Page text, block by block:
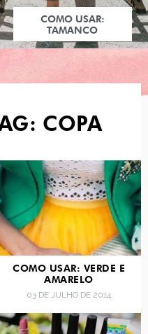
COMO USAR:
TAMANCO
COPA
COMO USAR: VERDE E
AMARELO
03 DE JULHO DE 2014